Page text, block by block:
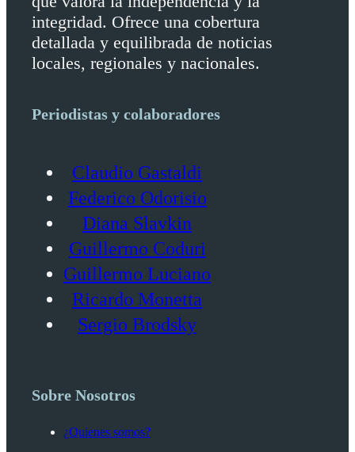
integridad. Ofrece una cobertura
detallada y equilibrada de noticias
locales, regionales y nacionales.
Periodistas y colaboradores
Claudio Gastaldi
Federico Odorisio
Diana Slavkin
Guillermo Coduri
Guillermo Luciano
Ricardo Monetta
Sergio Brodsky
Sobre Nosotros
¿Quienes somos?